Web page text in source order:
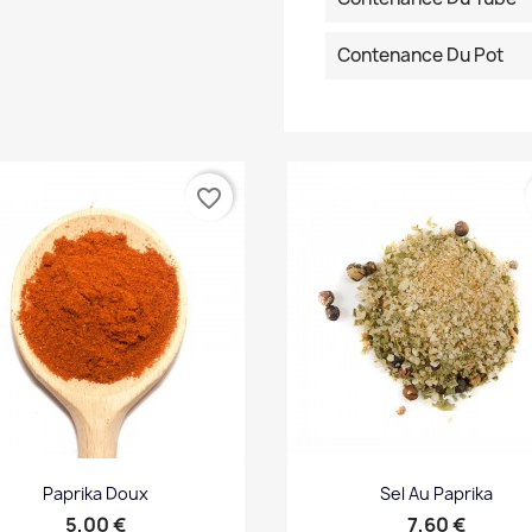
Contenance Du Pot
Paprika Doux
Prix
5,00 €
favorite_border
Sel Au Paprika
Prix
7,60 €